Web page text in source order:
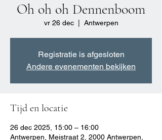
Oh oh oh Dennenboom
vr 26 dec
  |
Antwerpen
Registratie is afgesloten
Andere evenementen bekijken
Tijd en locatie
26 dec 2025, 15:00 – 16:00
Antwerpen, Meistraat 2, 2000 Antwerpen,